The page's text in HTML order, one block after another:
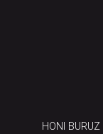
HONI BURUZ